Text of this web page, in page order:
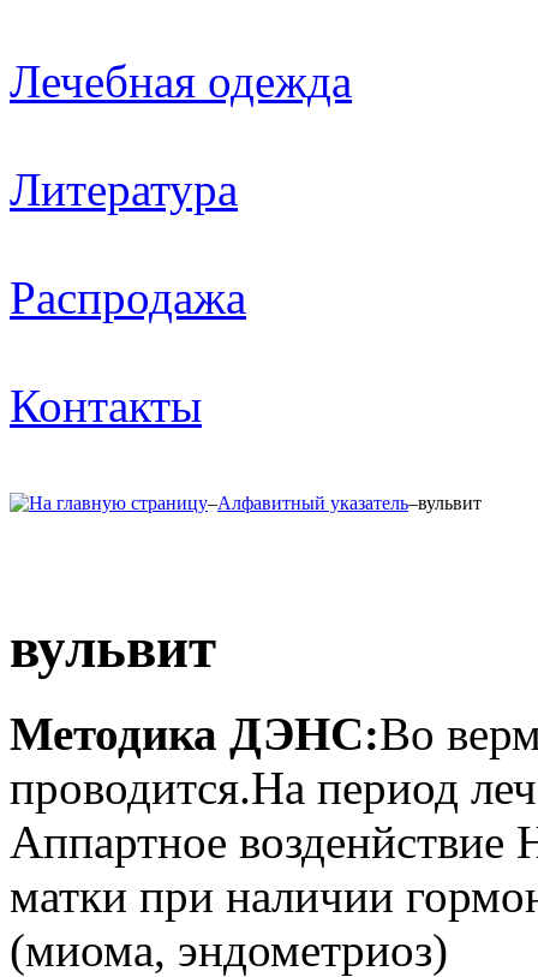
Лечебная одежда
Литература
Распродажа
Контакты
–Алфавитный указатель–вульвит
вульвит
Методика ДЭНС:Во
проводится.На период
Аппартное
матки при наличии
(миома, эндометриоз)